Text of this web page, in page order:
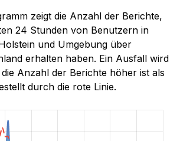
zeigt die Anzahl der Berichte,
24 Stunden von Benutzern in
und Umgebung über
erhalten haben. Ein Ausfall wird
Anzahl der Berichte höher ist als
durch die rote Linie.